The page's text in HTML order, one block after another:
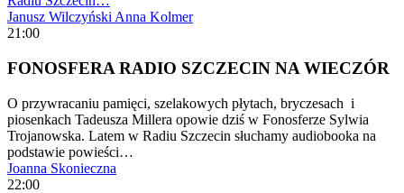
Janusz WilczyńskiAnna Kolmer
21:00
FONOSFERA RADIO SZCZECIN NA WIECZÓR
O przywracaniu pamięci, szelakowych płytach, bryczesach i
piosenkach Tadeusza Millera opowie dziś w Fonosferze Sylwia
Trojanowska. Latem w Radiu Szczecin słuchamy audiobooka na
podstawie powieści…
Joanna Skonieczna
22:00